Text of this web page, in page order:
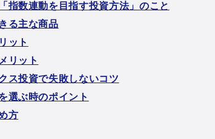
指数連動を目指す投資方法」のこと
る主な商品
ット
リット
ス投資で失敗しないコツ
選ぶ時のポイント
方